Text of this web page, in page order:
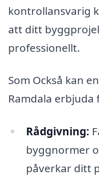
kontrollansvarig
att ditt
professionellt.
Som Också kan
Ramdala
Rådgivning:
byggnormer
påverkar ditt